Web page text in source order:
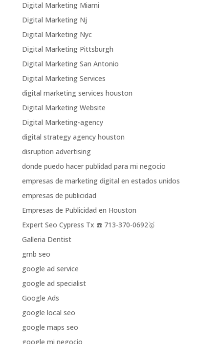
Digital Marketing Miami
Digital Marketing Nj
Digital Marketing Nyc
Digital Marketing Pittsburgh
Digital Marketing San Antonio
Digital Marketing Services
digital marketing services houston
Digital Marketing Website
Digital Marketing-agency
digital strategy agency houston
disruption advertising
donde puedo hacer publidad para mi negocio
empresas de marketing digital en estados unidos
empresas de publicidad
Empresas de Publicidad en Houston
Expert Seo Cypress Tx ☎️ 713-370-0692🥇
Galleria Dentist
gmb seo
google ad service
google ad specialist
Google Ads
google local seo
google maps seo
google mi negocio